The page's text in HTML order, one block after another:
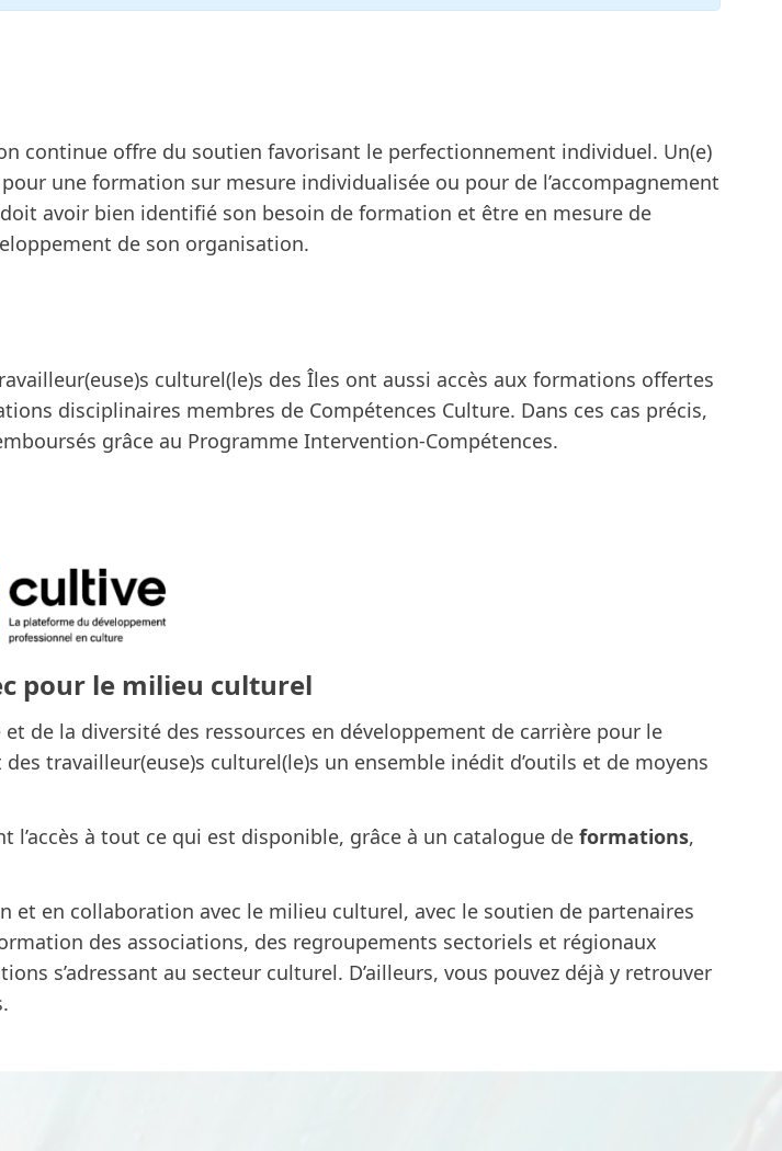
continue offre du soutien favorisant le perfectionnement individuel. Un(e)
une formation sur mesure individualisée ou pour de l’accompagnement
avoir bien identifié son besoin de formation et être en mesure de
de son organisation.
culturel(le)s des Îles ont aussi accès aux formations offertes
disciplinaires membres de Compétences Culture. Dans ces cas précis,
grâce au Programme Intervention-Compétences.
pour le milieu culturel
de la diversité des ressources en développement de carrière pour le
travailleur(euse)s culturel(le)s un ensemble inédit d’outils et de moyens
à tout ce qui est disponible, grâce à un catalogue de formations,
et en collaboration avec le milieu culturel, avec le soutien de partenaires
des associations, des regroupements sectoriels et régionaux
s’adressant au secteur culturel. D’ailleurs, vous pouvez déjà y retrouver